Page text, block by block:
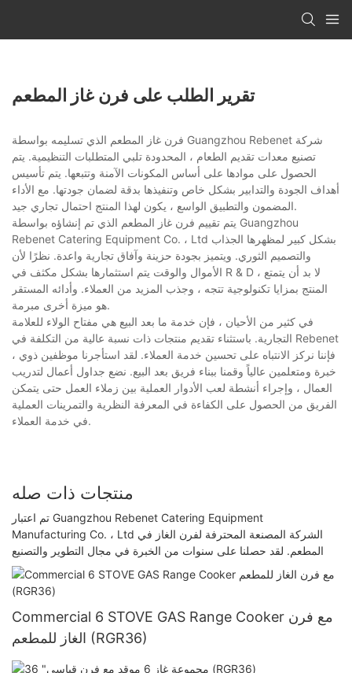
تقرير الطلب على فرن غاز المطعم
فرن غاز المطعم الذي تسليمه بواسطة Guangzhou Rebenet شركة
تصنيع معدات تقديم الطعام ، المحدودة تلبي المتطلبات التنظيمية. يتم
الحصول على موادها على أساس المكونات الآمنة وتتبعها. يتم تأسيس
أهداف الجودة والتدابير بشكل خاص وتنفيذها بدقة لضمان جودتها. مع الأداء
المضمون والتطبيق الواسع ، يكون لهذا المنتج احتمال تجاري جيد.
يتم تقييم فرن غاز المطعم الذي تم إنشاؤه بواسطة Guangzhou
Rebenet Catering Equipment Co. ، Ltd بشكل كبير لمظهرها الجذاب
والتصميم الثوري. ويتميز بجودة حزينة وآفاق تجارية واعدة. نظرًا لأن
الأموال والوقت يتم استثمارها بشكل مكثف في R & D ، لا بد أن يتمتع
المنتج بمزايا تكنولوجية تتجه ، وجذب المزيد من العملاء. وأدائه المستقر
هو ميزة أخرى مبرمة.
في كثير من الأحيان ، فإن خدمة ما بعد البيع هي مفتاح الولاء للعلامة
التجارية. باستثناء تقديم منتجات ذات نسبة عالية من التكلفة في Rebenet
، فإننا نركز الانتباه على تحسين خدمة العملاء. لقد استأجرنا موظفين ذوي
خبرة ومتعلمين عالياً وقمنا ببناء فريق بعد البيع. نضع جداول أعمال لتدريب
العمال ، وإجراء أنشطة لعب الأدوار العملية بين زملاء العمل حتى يتمكن
الفريق من الحصول على الكفاءة في المعرفة النظرية والتمرينات العملية
في خدمة العملاء.
منتجات ذات صله
تم اعتبار Guangzhou Rebenet Catering Equipment
Manufacturing Co. ، Ltd الشركة المصنعة المحترفة لفرن الغاز في
المطعم. لقد حصلنا على سنوات من الخبرة في مجال التطوير والتصنيع
Commercial 6 STOVE GAS Range Cooker مع فرن
الغاز للمطعم (RGR36)